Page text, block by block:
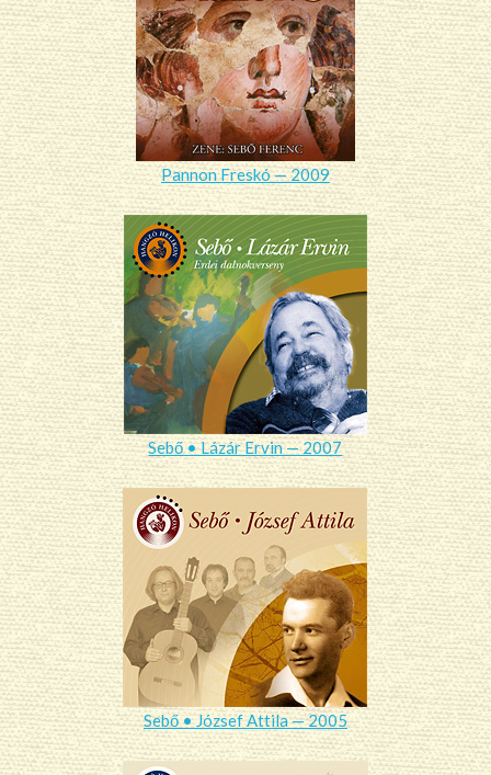
Pannon Freskó — 2009
Sebő • Lázár Ervin — 2007
Sebő • József Attila — 2005